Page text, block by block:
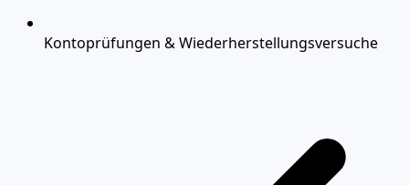
Kontoprüfungen & Wiederherstellungsversuche